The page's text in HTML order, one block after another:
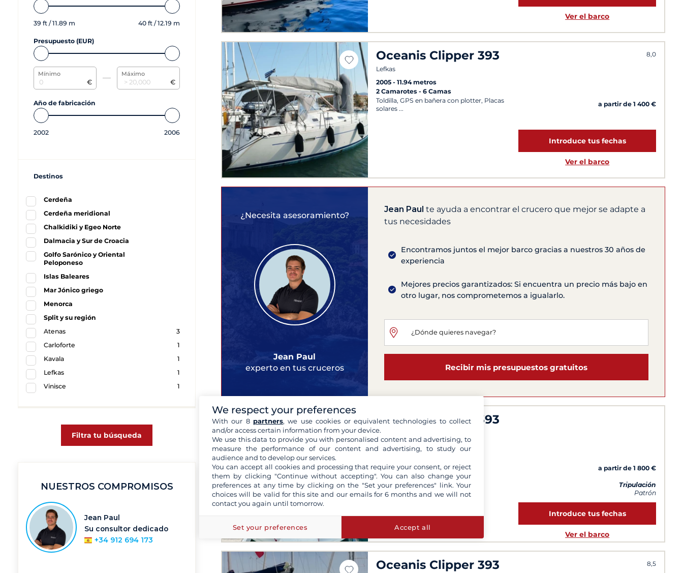
39 ft /11.89 m 40 ft /12.19 m
Presupuesto (EUR)
Mínimo
€
Máximo
€
Año de fabricación
2002 2006
Destinos
Cerdeña
Cerdeña meridional
Chalkidiki y Egeo Norte
Dalmacia y Sur de Croacia
Golfo Sarónico y Oriental
Peloponeso
Islas Baleares
Mar Jónico griego
Menorca
Split y su región
Atenas
3
Carloforte
1
Kavala
1
Lefkas
1
Vinisce
1
Filtra tu búsqueda
NUESTROS COMPROMISOS
Jean Paul
Su consultor dedicado
+34 912 694 173
Ver el barco
Oceanis Clipper 393
Lefkas
8,0
2005
11.94 metros
2 Camarotes 6 Camas
Toldilla, GPS en bañera con plotter, Placas
solares
a partir de 1 400 €
Introduce tus fechas
Ver el barco
¿Necesita asesoramiento?
Jean Paul
experto en tus cruceros
Jean Paul te ayuda a encontrar el crucero que mejor se adapte a
tus necesidades
Encontramos juntos el mejor barco gracias a nuestros 30 años de
experiencia
Mejores precios garantizados: Si encuentra un precio más bajo en
otro lugar, nos comprometemos a igualarlo.
Recibir mis presupuestos gratuitos
Oceanis Clipper 393
Atenas
2002
11.94 metros
Altavoces externos, Toldilla, Wifi
Salidas posibles todos los días
a partir de 1 800 €
Tripulación
Patrón
Introduce tus fechas
Ver el barco
Oceanis Clipper 393 8,5
We respect your preferences
With our 8 partners, we use cookies or equivalent technologies to collect
and/or access certain information from your device.
We use this data to provide you with personalised content and advertising, to
measure the performance of our content and advertising, to study our
audience and to develop our services.
You can accept all cookies and processing that require your consent, or reject
them by clicking "Continue without accepting". You can also change your
preferences at any time by clicking on the "Set your preferences" link. Your
choices will be valid for this site and our emails for 6 months and we will not
contact you again until tomorrow.
Set your preferences Accept all